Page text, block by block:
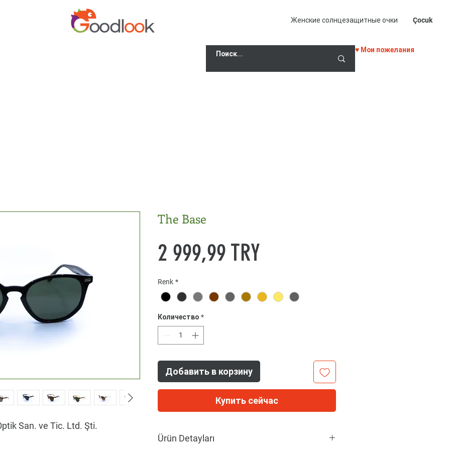
Женские солнцезащитные очки Çocuk
♥ Мои пожелания
San. ve Tic. Ltd. Şti.
The Base
2 999,99 TRY
Renk *
Количество *
Добавить в корзину
Купить сейчас
Ürün Detayları